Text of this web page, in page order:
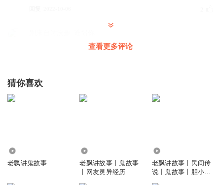
这是哪期故事会的故事
别来自讨没趣_谁惯你
查看更多评论
猜你喜欢
老飘讲鬼故事
老飘讲故事丨鬼故事
丨网友灵异经历
老飘讲故事丨民间传
说丨鬼故事丨胆小勿